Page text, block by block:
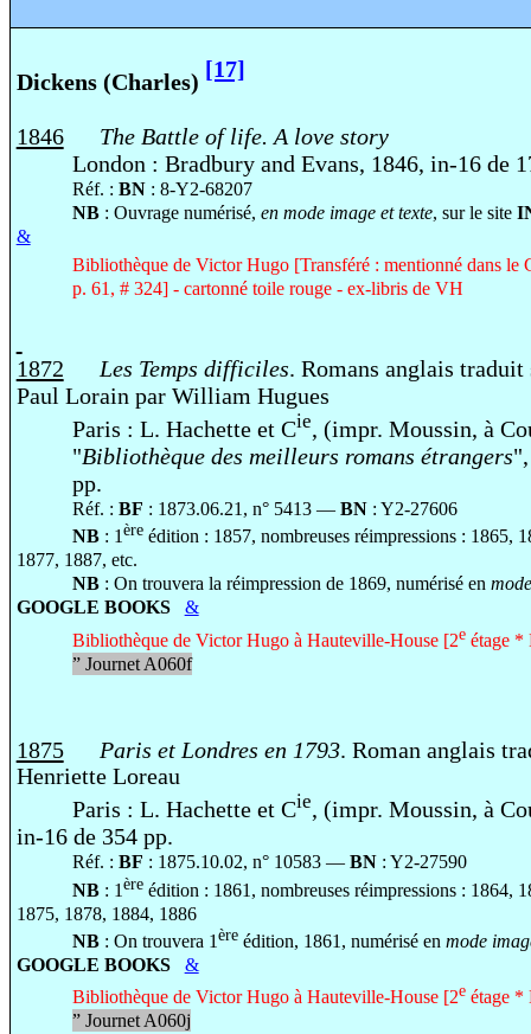
Dickens (Charles) [17]
1846
The Battle of life. A love story
London : Bradbury and Evans, 1846, in-16de
Réf. : BN: 8-Y2-68207
NB: Ouvrage numérisé, en mode image et texte, sur le site
&
Bibliothèque de Victor Hugo [Transféré : mentionné dans le
p. 61, # 324] - cartonné toile rouge - ex-libris de VH
1872 Les Temps difficiles. Romans anglais
Paul Lorain par William Hugues
Paris : L. Hachette et Cie, (impr. Moussin, à
"Bibliothèque des meilleurs romans étrangers
pp.
Réf. : BF : 1873.06.21, n° 5413 — BN: Y2-27606
NB: 1èreédition : 1857, nombreuses réimpressions : 1865,
1877, 1887, etc.
NB: On trouvera la réimpression de 1869, numérisé en
GOOGLE BOOKS
&
Bibliothèque de Victor Hugo à Hauteville-House [2eétage *
”Journet A060f
1875 Paris et Londres en 1793. Roman anglais
Henriette Loreau
Paris : L. Hachette et Cie, (impr. Moussin, à
in-16 de 354 pp.
Réf. : BF : 1875.10.02, n° 10583 — BN: Y2-27590
NB: 1 èreédition : 1861, nombreuses réimpressions : 1864,
1875, 1878, 1884, 1886
NB: On trouvera 1èreédition, 1861, numérisé en mode
GOOGLE BOOKS &
Bibliothèque de Victor Hugo à Hauteville-House [2eétage *
”Journet A060j